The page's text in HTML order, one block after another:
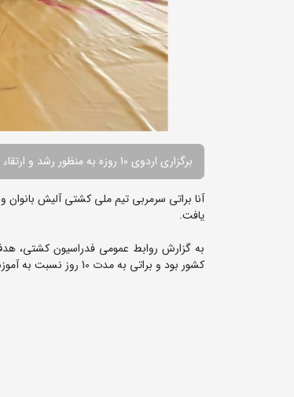
برگزاری اردوی 10 روزه به منظور رشد و ارتقاء ورزشکاران استان
یافت.
به گزارش روابط عمومی فدراسیون کشتی، هدف
کشور بود و براتی به مدت 10 روز نسبت به آموزش و تمرین بانوان آلیش کار این استان اقدام خواهد کرد.